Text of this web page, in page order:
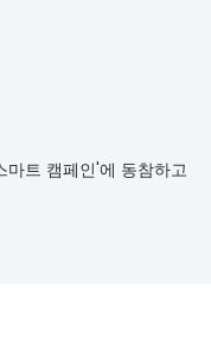
마트 캠페인'에 동참하고